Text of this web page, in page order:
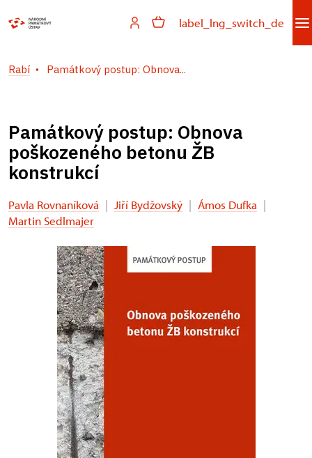
label_lng_switch_de
Rabí Památkový postup: Obnova...
Památkový postup: Obnova
poškozeného betonu ŽB
konstrukcí
Pavla Rovnaníková | Jiří Bydžovský | Ámos Dufka |
Martin Sedlmajer